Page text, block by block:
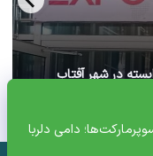
دامی دلربا
در شهر آفتاب